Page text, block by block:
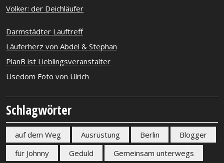
Volker: der Deichläufer
Darmstädter Lauftreff
Läuferherz von Abdel & Stephan
PlanB ist Lieblingsveranstalter
Usedom Foto von Ulrich
Schlagwörter
auf dem Weg Ausrüstung Berlin
Blogger
für Johnny
Geduld
Gemeinsam unterwegs